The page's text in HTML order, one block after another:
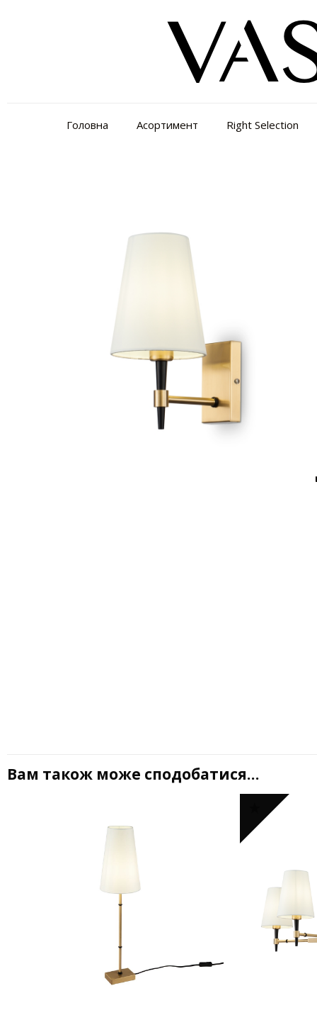
Головна Асортимент Right Selection
Вам також може сподобатися…